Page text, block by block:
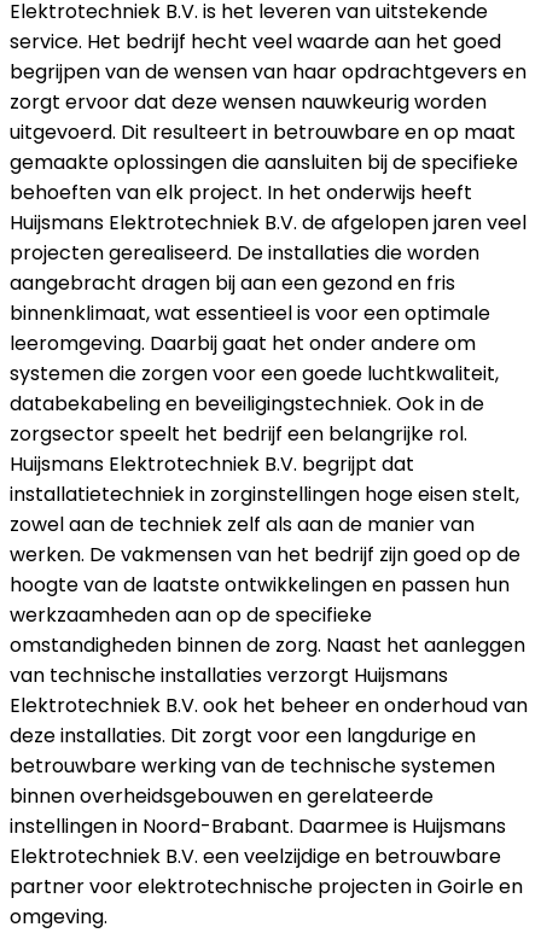
Elektrotechniek B.V. is het leveren van uitstekende
service. Het bedrijf hecht veel waarde aan het goed
begrijpen van de wensen van haar opdrachtgevers en
zorgt ervoor dat deze wensen nauwkeurig worden
uitgevoerd. Dit resulteert in betrouwbare en op maat
gemaakte oplossingen die aansluiten bij de specifieke
behoeften van elk project. In het onderwijs heeft
Huijsmans Elektrotechniek B.V. de afgelopen jaren veel
projecten gerealiseerd. De installaties die worden
aangebracht dragen bij aan een gezond en fris
binnenklimaat, wat essentieel is voor een optimale
leeromgeving. Daarbij gaat het onder andere om
systemen die zorgen voor een goede luchtkwaliteit,
databekabeling en beveiligingstechniek. Ook in de
zorgsector speelt het bedrijf een belangrijke rol.
Huijsmans Elektrotechniek B.V. begrijpt dat
installatietechniek in zorginstellingen hoge eisen stelt,
zowel aan de techniek zelf als aan de manier van
werken. De vakmensen van het bedrijf zijn goed op de
hoogte van de laatste ontwikkelingen en passen hun
werkzaamheden aan op de specifieke
omstandigheden binnen de zorg. Naast het aanleggen
van technische installaties verzorgt Huijsmans
Elektrotechniek B.V. ook het beheer en onderhoud van
deze installaties. Dit zorgt voor een langdurige en
betrouwbare werking van de technische systemen
binnen overheidsgebouwen en gerelateerde
instellingen in Noord-Brabant. Daarmee is Huijsmans
Elektrotechniek B.V. een veelzijdige en betrouwbare
partner voor elektrotechnische projecten in Goirle en
omgeving.